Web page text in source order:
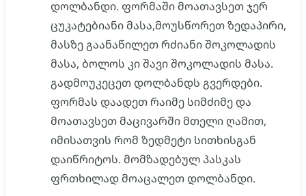
დოლბანდი. ფორმაში მოათავსეთ ჯერ
ცუკატებიანი მასა,მოუსწორეთ ზედაპირი,
მასზე გაანაწილეთ რძიანი შოკოლადის
მასა, ბოლოს კი შავი შოკოლადის მასა.
გადმოუკეცეთ დოლბანდს გვერდები.
ფორმას დაადეთ რაიმე სიმძიმე და
მოათავსეთ მაცივარში მთელი ღამით,
იმისათვის რომ ზედმეტი სითხისგან
დაიწრიტოს. მომზადებულ პასკას
ფრთხილად მოაცალეთ დოლბანდი.